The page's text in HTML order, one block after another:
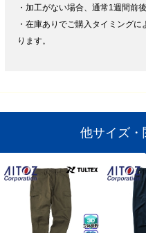
・加工がない場合、通常1週間前
・在庫ありでご購入タイミング
ります。
他サイズ